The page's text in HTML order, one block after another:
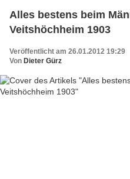
Alles bestens beim
Veitshöchheim 1903
Veröffentlicht am 26.01.2012 19:29
Von Dieter Gürz